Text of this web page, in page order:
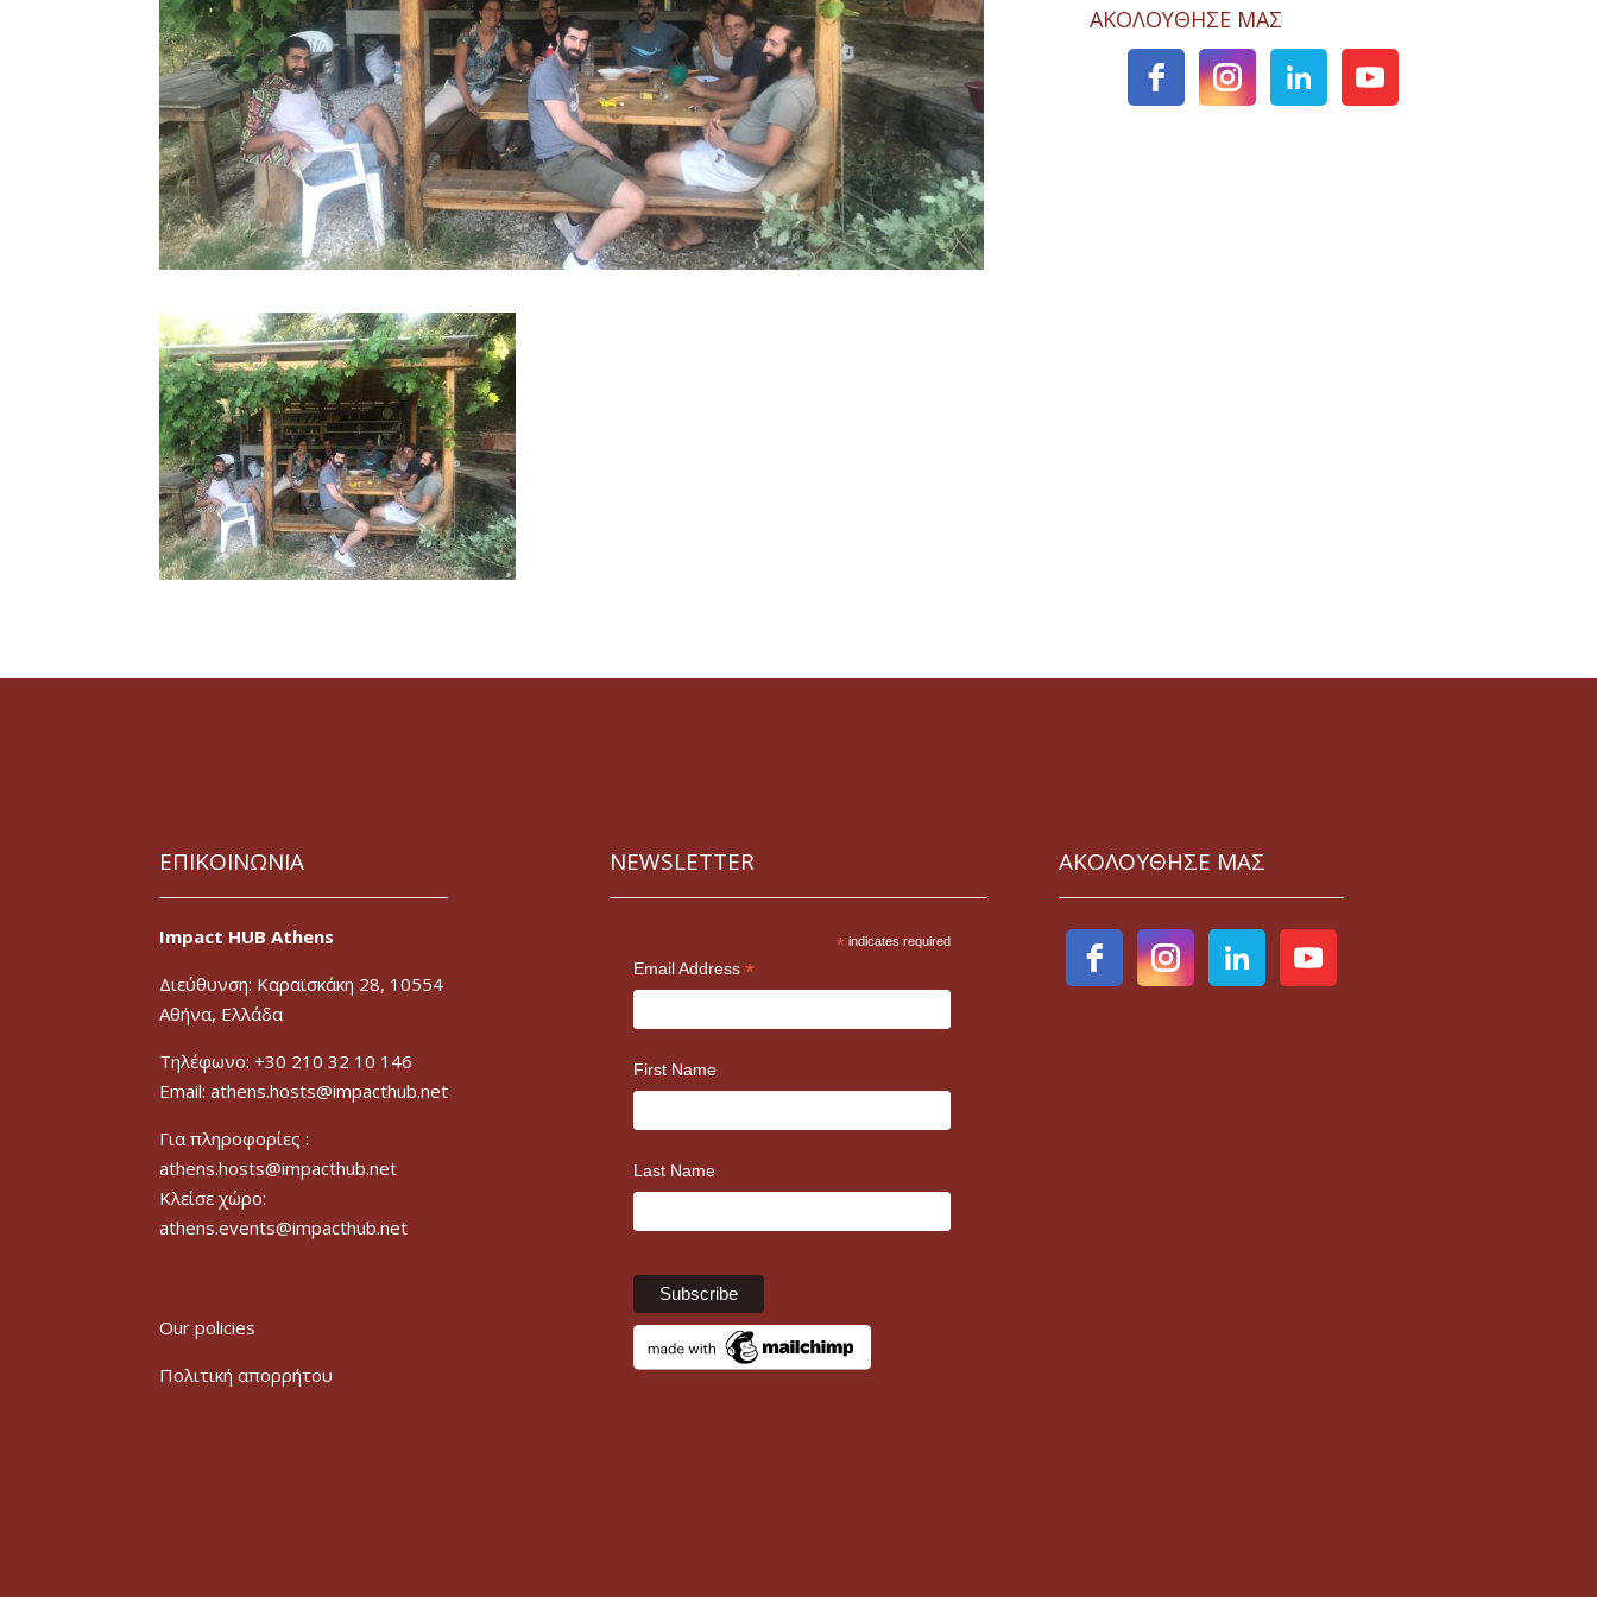
ΑΚΟΛΟΥΘΗΣΕ ΜΑΣ
ΕΠΙΚΟΙΝΩΝΙΑ
Impact HUB Athens
Διεύθυνση: Καραϊσκάκη 28, 10554
Αθήνα, Ελλάδα
Τηλέφωνο: +30 210 32 10 146
Email: athens.hosts@impacthub.net
Για πληροφορίες :
athens.hosts@impacthub.net
Κλείσε χώρο:
athens.events@impacthub.net
Our policies
Πολιτική απορρήτου
NEWSLETTER
* indicates required
Email Address *
First Name
Last Name
ΑΚΟΛΟΥΘΗΣΕ ΜΑΣ